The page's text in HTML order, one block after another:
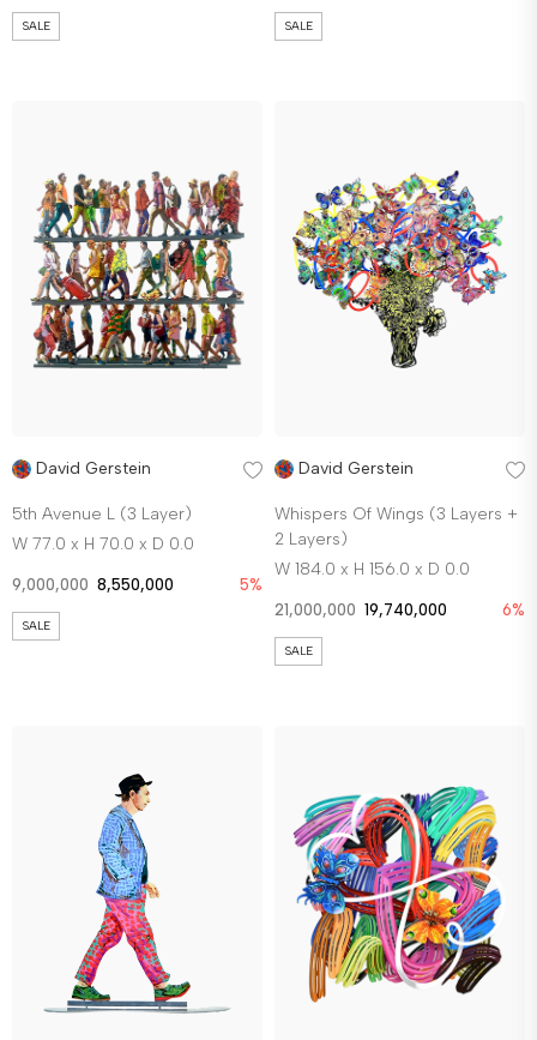
SALE SALE
David Gerstein
5th Avenue L (3 Layer)
W 77.0 x H 70.0 x D 0.0
9,000,000 8,550,000 5%
SALE
David Gerstein
Whispers Of Wings (3 Layers +
2 Layers)
W 184.0 x H 156.0 x D 0.0
21,000,000 19,740,000 6%
SALE